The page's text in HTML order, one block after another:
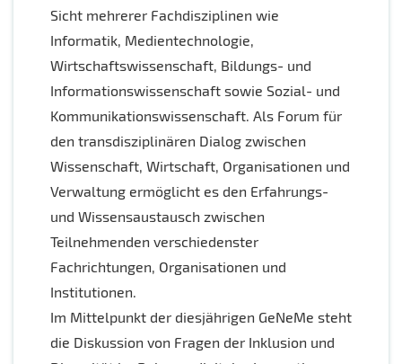
Sicht mehrerer Fachdisziplinen wie
Informatik, Medientechnologie,
Wirtschaftswissenschaft, Bildungs- und
Informationswissenschaft sowie Sozial- und
Kommunikationswissenschaft. Als Forum für
den transdisziplinären Dialog zwischen
Wissenschaft, Wirtschaft, Organisationen und
Verwaltung ermöglicht es den Erfahrungs-
und Wissensaustausch zwischen
Teilnehmenden verschiedenster
Fachrichtungen, Organisationen und
Institutionen.
Im Mittelpunkt der diesjährigen GeNeMe steht
die Diskussion von Fragen der Inklusion und